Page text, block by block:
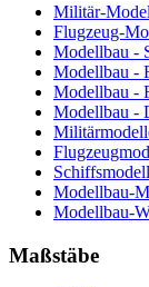
Militär-
Flugzeug-
Modellbau -
Modellbau -
Modellbau -
Modellbau -
Modellbau-
Modellbau-
Maßstäbe